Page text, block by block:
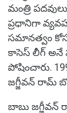
మంత్రి
ప్రధానిగా
సమానత్వం
కాసెస్ లీగ్ అనే
పోషించారు.
జగ్జీవన్ రామ్
బాబు